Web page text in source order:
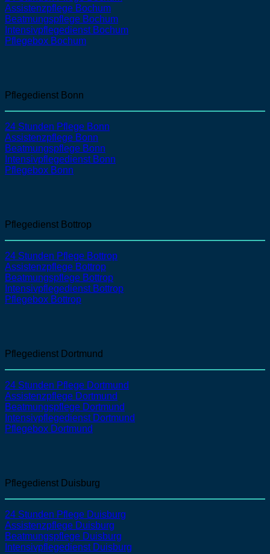
Assistenzpflege Bochum
Beatmungspflege Bochum
Intensivpflegedienst Bochum
Pflegebox Bochum
Pflegedienst Bonn
24 Stunden Pflege Bonn
Assistenzpflege Bonn
Beatmungspflege Bonn
Intensivpflegedienst Bonn
Pflegebox Bonn
Pflegedienst Bottrop
24 Stunden Pflege Bottrop
Assistenzpflege Bottrop
Beatmungspflege Bottrop
Intensivpflegedienst Bottrop
Pflegebox Bottrop
Pflegedienst Dortmund
24 Stunden Pflege Dortmund
Assistenzpflege Dortmund
Beatmungspflege Dortmund
Intensivpflegedienst Dortmund
Pflegebox Dortmund
Pflegedienst Duisburg
24 Stunden Pflege Duisburg
Assistenzpflege Duisburg
Beatmungspflege Duisburg
Intensivpflegedienst Duisburg